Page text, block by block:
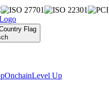
OnchainLevel Up